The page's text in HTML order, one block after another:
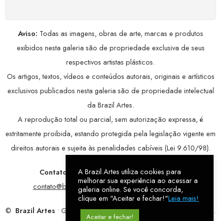
Aviso: Todas as imagens, obras de arte, marcas e produtos
exibidos nesta galeria são de propriedade exclusiva de seus
respectivos artistas plásticos.
Os artigos, textos, vídeos e conteúdos autorais, originais e artísticos
exclusivos publicados nesta galeria são de propriedade intelectual
da Brazil Artes.
A reprodução total ou parcial, sem autorização expressa, é
estritamente proibida, estando protegida pela legislação vigente em
direitos autorais e sujeita às penalidades cabíveis (Lei 9.610/98).
Contatos: WhatsApp:79 9998-1221/ E-mail:
contato@brazilartes.com/ Instagram:@brazilartes
© Brazil Artes • Galeria Online.9 anosde história (2017 – 2026).
A Brazil Artes utiliza cookies para
melhorar sua experiência ao acessar a
galeria online. Se você concorda,
clique em "Aceitar e fechar!"Leia mais!
Aceitar e fechar!